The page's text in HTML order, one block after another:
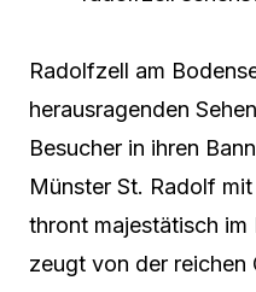
Radolfzell am
herausragenden
Besucher in ihren
Münster St. Radolf
thront majestätisch
zeugt von der reichen